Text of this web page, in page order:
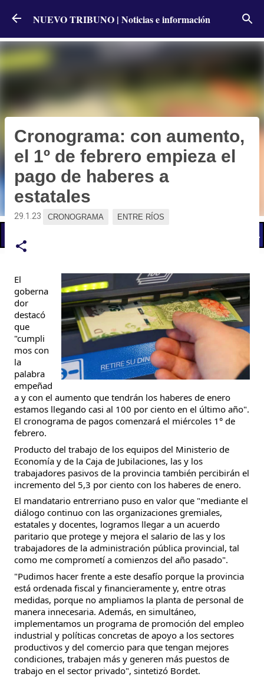
Ir al contenido principal
NUEVO TRIBUNO | Noticias e información
Cronograma: con aumento,
el 1º de febrero empieza el
pago de haberes a
estatales
29.1.23 CRONOGRAMA ENTRE RÍOS
El
goberna
dor
destacó
que
"cumpli
mos con
la
palabra
empeñad
a y con el aumento que tendrán los haberes de enero
estamos llegando casi al 100 por ciento en el último año".
El cronograma de pagos comenzará el miércoles 1° de
febrero.
Producto del trabajo de los equipos del Ministerio de
Economía y de la Caja de Jubilaciones, las y los
trabajadores pasivos de la provincia también percibirán el
incremento del 5,3 por ciento con los haberes de enero.
El mandatario entrerriano puso en valor que "mediante el
diálogo continuo con las organizaciones gremiales,
estatales y docentes, logramos llegar a un acuerdo
paritario que protege y mejora el salario de las y los
trabajadores de la administración pública provincial, tal
como me comprometí a comienzos del año pasado".
"Pudimos hacer frente a este desafío porque la provincia
está ordenada fiscal y financieramente y, entre otras
medidas, porque no ampliamos la planta de personal de
manera innecesaria. Además, en simultáneo,
implementamos un programa de promoción del empleo
industrial y políticas concretas de apoyo a los sectores
productivos y del comercio para que tengan mejores
condiciones, trabajen más y generen más puestos de
trabajo en el sector privado", sintetizó Bordet.